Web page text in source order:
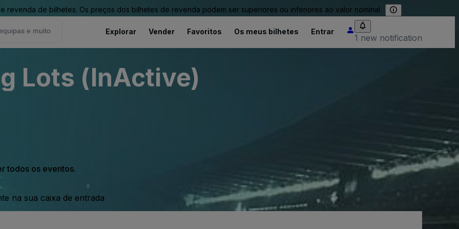
revenda de bilhetes. Os preços dos bilhetes de revenda podem ser superiores ou inferiores ao valor nominal.
Explorar Vender Favoritos Os meus bilhetes Entrar
1 new notification
Lots (InActive)
todos os eventos.
na sua caixa de entrada